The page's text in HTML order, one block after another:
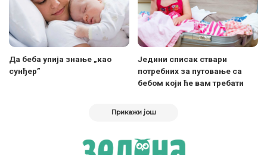
Да беба упија знање „као
сунђер”
Једини списак ствари
потребних за путовање са
бебом који ће вам требати
Прикажи још